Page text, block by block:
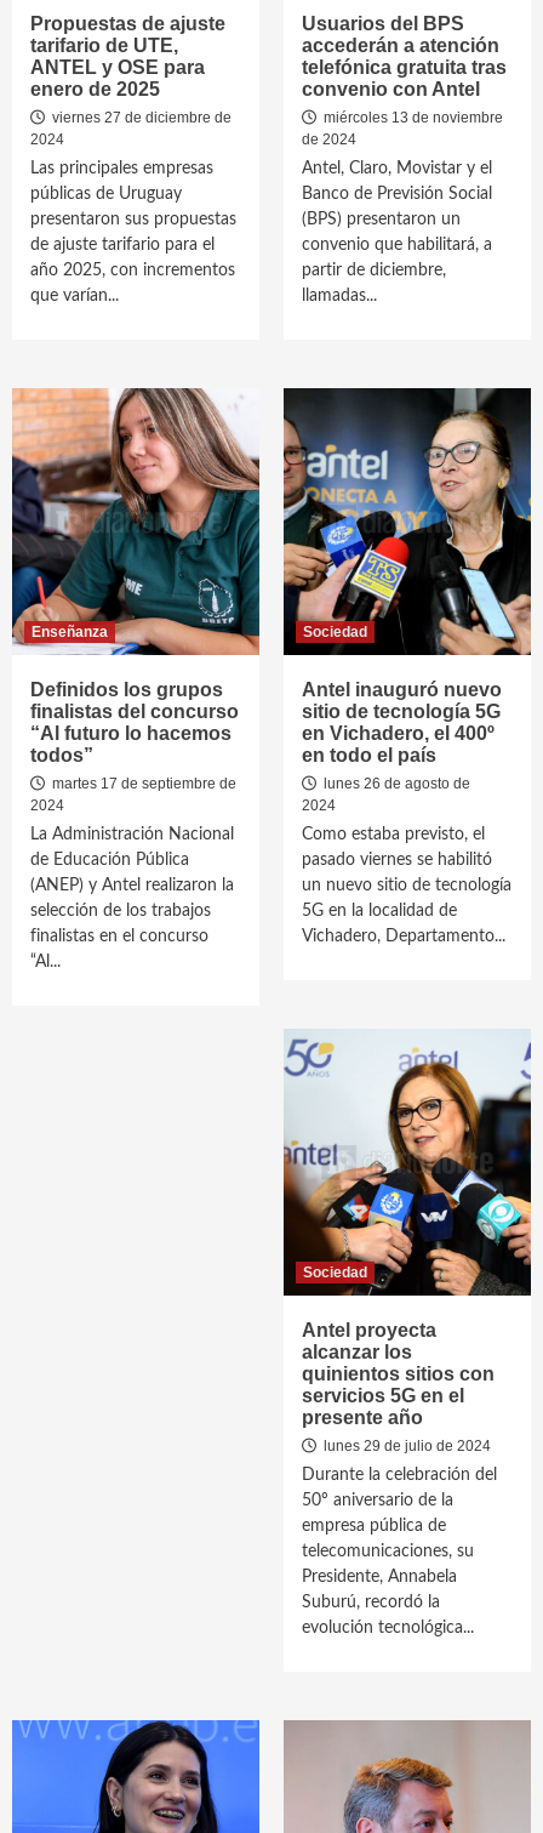
Propuestas de ajuste
tarifario de UTE,
ANTEL y OSE para
enero de 2025
viernes 27 de diciembre de
2024
Las principales empresas
públicas de Uruguay
presentaron sus propuestas
de ajuste tarifario para el
año 2025, con incrementos
que varían...
Usuarios del BPS
accederán a atención
telefónica gratuita tras
convenio con Antel
miércoles 13 de noviembre
de 2024
Antel, Claro, Movistar y el
Banco de Previsión Social
(BPS) presentaron un
convenio que habilitará, a
partir de diciembre,
llamadas...
Enseñanza
Definidos los grupos
finalistas del concurso
“Al futuro lo hacemos
todos”
martes 17 de septiembre de
2024
La Administración Nacional
de Educación Pública
(ANEP) y Antel realizaron la
selección de los trabajos
finalistas en el concurso
“Al...
Sociedad
Antel inauguró nuevo
sitio de tecnología 5G
en Vichadero, el 400º
en todo el país
lunes 26 de agosto de
2024
Como estaba previsto, el
pasado viernes se habilitó
un nuevo sitio de tecnología
5G en la localidad de
Vichadero, Departamento...
Sociedad
Antel proyecta
alcanzar los
quinientos sitios con
servicios 5G en el
presente año
lunes 29 de julio de 2024
Durante la celebración del
50º aniversario de la
empresa pública de
telecomunicaciones, su
Presidente, Annabela
Suburú, recordó la
evolución tecnológica...